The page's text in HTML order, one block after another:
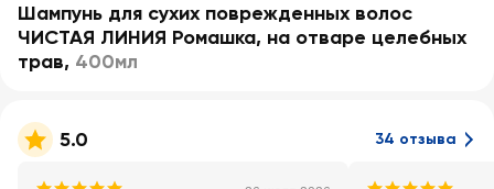
Шампунь для сухих поврежденных волос
ЧИСТАЯ ЛИНИЯ Ромашка, на отваре целебных
трав, 400мл
5.0 34 отзыва